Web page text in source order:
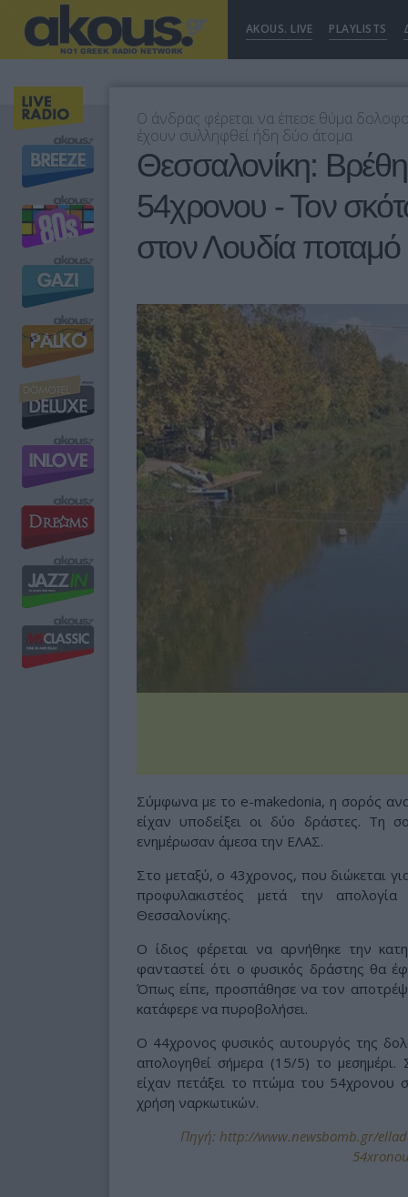
AKOUS. LIVE PLAYLISTS
Ο άνδρας φέρεται να έπεσε θύμα
έχουν συλληφθεί ήδη δύο άτομα
Θεσσαλονίκη:
54χρονου - Τον
στον Λουδία ποταμό
Σύμφωνα με το e-makedonia, η σορός
είχαν υποδείξει οι δύο δράστες. Τη
ενημέρωσαν άμεσα την ΕΛΑΣ.
Στο μεταξύ, ο 43χρονος, που διώκεται
προφυλακιστέος μετά την
Θεσσαλονίκης.
Ο ίδιος φέρεται να αρνήθηκε την
φανταστεί ότι ο φυσικός δράστης θα
Όπως είπε, προσπάθησε να τον
κατάφερε να πυροβολήσει.
Ο 44χρονος φυσικός αυτουργός της
απολογηθεί σήμερα (15/5) το
είχαν πετάξει το πτώμα του 54χρονου
χρήση ναρκωτικών.
Πηγή: http://www.newsbomb.gr/